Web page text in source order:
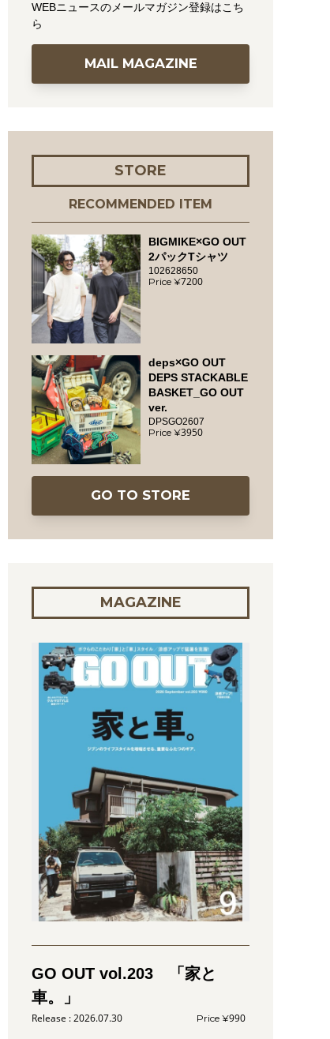
WEBニュースのメールマガジン登録はこち
ら
MAIL MAGAZINE
STORE
RECOMMENDED ITEM
BIGMIKE×GO OUT
2パックTシャツ
102628650
7200
deps×GO OUT
DEPS STACKABLE
BASKET_GO OUT
ver.
DPSGO2607
3950
GO TO STORE
MAGAZINE
GO OUT vol.203 「家と
車。」
2026.07.30 990